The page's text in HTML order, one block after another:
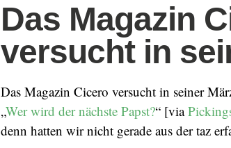
Das Magazin
versucht in
Das Magazin Cicero versucht in seiner
„Wer wird der nächste Papst?“ [via
denn hatten wir nicht gerade aus der taz